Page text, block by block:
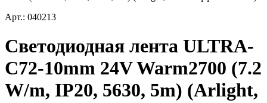
Арт.: 040213
Светодиодная лента ULTRA-
C72-10mm 24V Warm2700 (7.2
W/m, IP20, 5630, 5m) (Arlight,